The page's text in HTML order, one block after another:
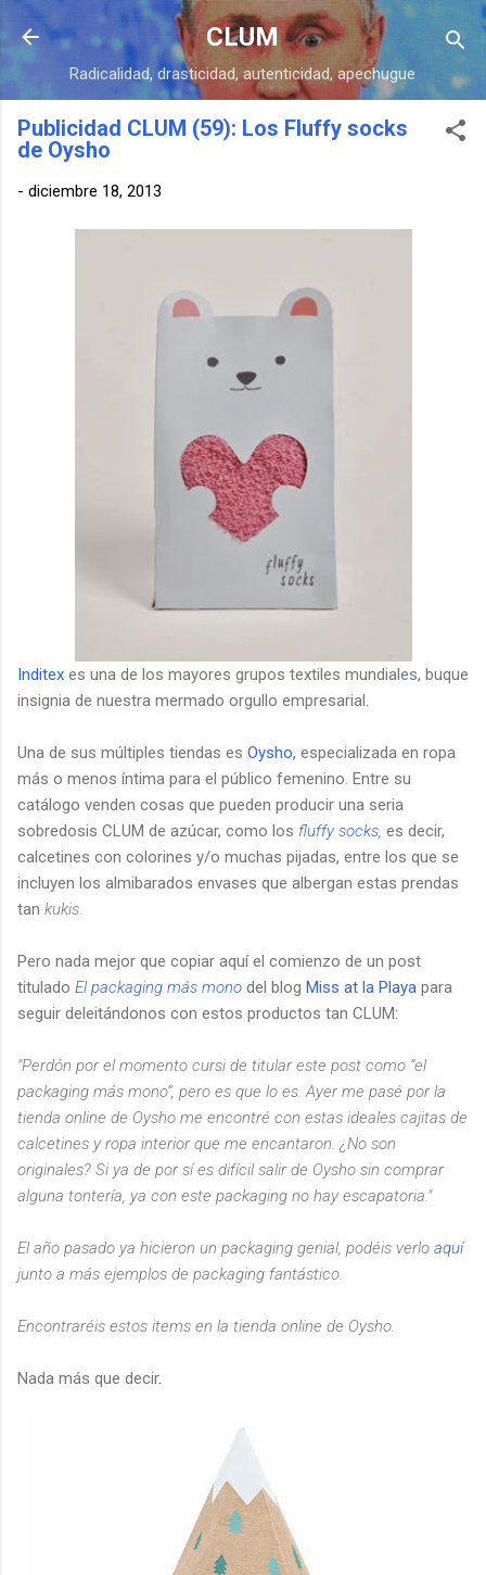
Ir al contenido principal
CLUM
Radicalidad, drasticidad, autenticidad, apechugue
Publicidad CLUM (59): Los Fluffy socks
de Oysho
- diciembre 18, 2013
Inditex es una de los mayores grupos textiles mundiales, buque
insignia de nuestra mermado orgullo empresarial.
Una de sus múltiples tiendas es Oysho, especializada en ropa
más o menos íntima para el público femenino. Entre su
catálogo venden cosas que pueden producir una seria
sobredosis CLUM de azúcar, como los fluffy socks, es decir,
calcetines con colorines y/o muchas pijadas, entre los que se
incluyen los almibarados envases que albergan estas prendas
tan kukis.
Pero nada mejor que copiar aquí el comienzo de un post
titulado El packaging más mono del blog Miss at la Playa para
seguir deleitándonos con estos productos tan CLUM:
"Perdón por el momento cursi de titular este post como “el
packaging más mono”, pero es que lo es. Ayer me pasé por la
tienda online de Oysho me encontré con estas ideales cajitas de
calcetines y ropa interior que me encantaron. ¿No son
originales? Si ya de por sí es difícil salir de Oysho sin comprar
alguna tontería, ya con este packaging no hay escapatoria."
El año pasado ya hicieron un packaging genial, podéis verlo aquí
junto a más ejemplos de packaging fantástico.
Encontraréis estos items en la tienda online de Oysho.
Nada más que decir.